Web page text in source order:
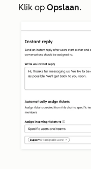
Klik op Opslaan.